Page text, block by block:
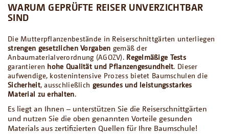
WARUM GEPRÜFTE REISER UNVERZICHTBAR
SIND
Die Mutterpflanzenbestände in Reiserschnittgärten unterliegen
strengen gesetzlichen Vorgaben gemäß der
Anbaumaterialverordnung (AGOZV). Regelmäßige Tests
garantieren hohe Qualität und Pflanzengesundheit. Dieser
aufwendige, kostenintensive Prozess bietet Baumschulen die
Sicherheit, ausschließlich gesundes und leistungsstarkes
Material zu erhalten.
Es liegt an Ihnen – unterstützen Sie die Reiserschnittgärten
und nutzen Sie die oben genannten Vorteile gesunden
Materials aus zertifizierten Quellen für Ihre Baumschule!